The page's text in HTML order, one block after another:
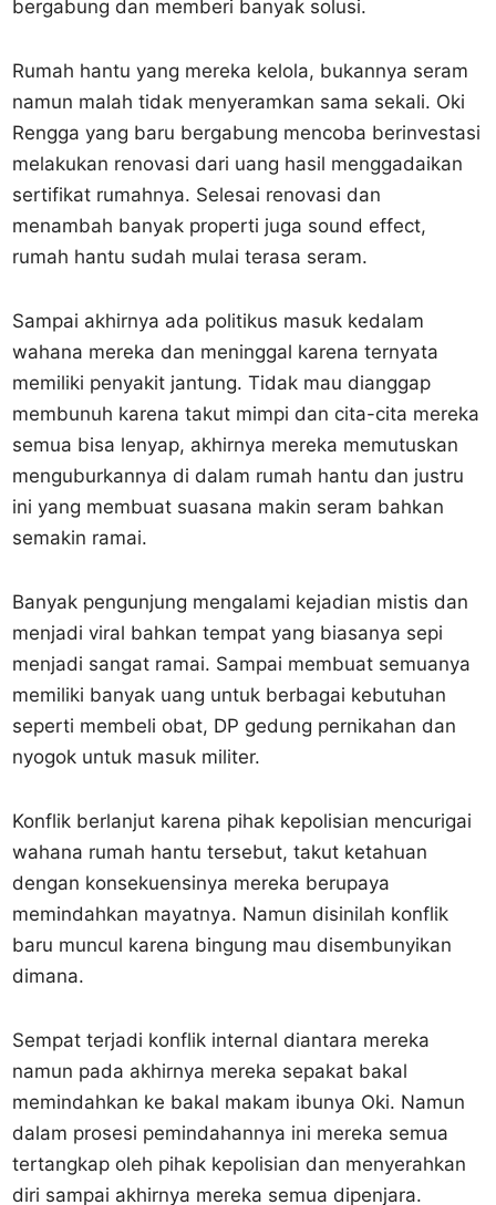
bergabung dan memberi banyak solusi.
Rumah hantu yang mereka kelola, bukannya seram
namun malah tidak menyeramkan sama sekali. Oki
Rengga yang baru bergabung mencoba berinvestasi
melakukan renovasi dari uang hasil menggadaikan
sertifikat rumahnya. Selesai renovasi dan
menambah banyak properti juga sound effect,
rumah hantu sudah mulai terasa seram.
Sampai akhirnya ada politikus masuk kedalam
wahana mereka dan meninggal karena ternyata
memiliki penyakit jantung. Tidak mau dianggap
membunuh karena takut mimpi dan cita-cita mereka
semua bisa lenyap, akhirnya mereka memutuskan
menguburkannya di dalam rumah hantu dan justru
ini yang membuat suasana makin seram bahkan
semakin ramai.
Banyak pengunjung mengalami kejadian mistis dan
menjadi viral bahkan tempat yang biasanya sepi
menjadi sangat ramai. Sampai membuat semuanya
memiliki banyak uang untuk berbagai kebutuhan
seperti membeli obat, DP gedung pernikahan dan
nyogok untuk masuk militer.
Konflik berlanjut karena pihak kepolisian mencurigai
wahana rumah hantu tersebut, takut ketahuan
dengan konsekuensinya mereka berupaya
memindahkan mayatnya. Namun disinilah konflik
baru muncul karena bingung mau disembunyikan
dimana.
Sempat terjadi konflik internal diantara mereka
namun pada akhirnya mereka sepakat bakal
memindahkan ke bakal makam ibunya Oki. Namun
dalam prosesi pemindahannya ini mereka semua
tertangkap oleh pihak kepolisian dan menyerahkan
diri sampai akhirnya mereka semua dipenjara.